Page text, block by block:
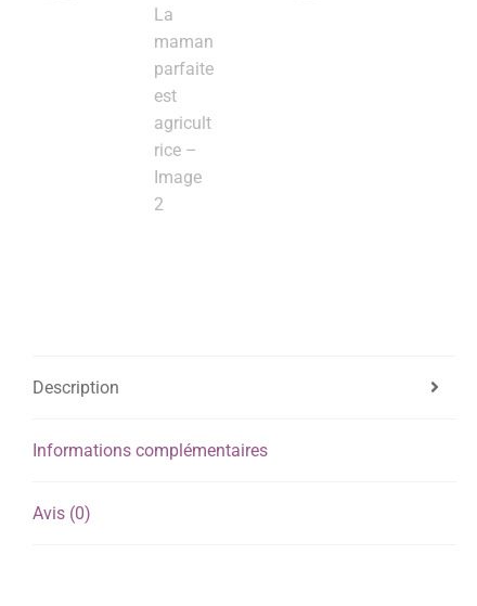
Description
Informations complémentaires
Avis (0)